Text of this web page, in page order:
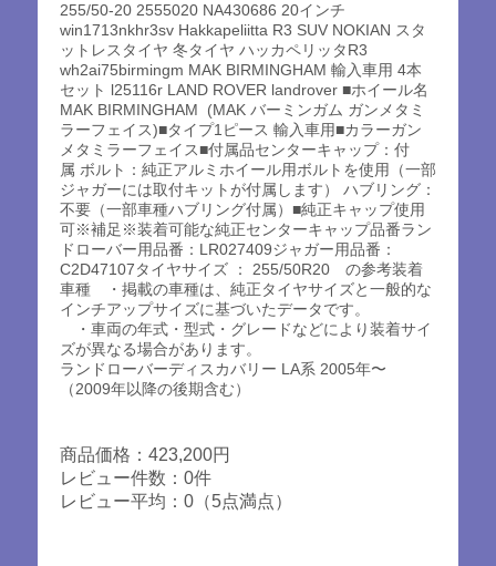
255/50-20 2555020 NA430686 20インチ
win1713nkhr3sv Hakkapeliitta R3 SUV NOKIAN スタ
ットレスタイヤ 冬タイヤ ハッカペリッタR3
wh2ai75birmingm MAK BIRMINGHAM 輸入車用 4本
セット l25116r LAND ROVER landrover ■ホイール名
MAK BIRMINGHAM (MAK バーミンガム ガンメタミ
ラーフェイス)■タイプ1ピース 輸入車用■カラーガン
メタミラーフェイス■付属品センターキャップ：付
属 ボルト：純正アルミホイール用ボルトを使用（一部
ジャガーには取付キットが付属します） ハブリング：
不要（一部車種ハブリング付属）■純正キャップ使用
可※補足※装着可能な純正センターキャップ品番ラン
ドローバー用品番：LR027409ジャガー用品番：
C2D47107タイヤサイズ ： 255/50R20 の参考装着
車種 ・掲載の車種は、純正タイヤサイズと一般的な
インチアップサイズに基づいたデータです。
・車両の年式・型式・グレードなどにより装着サイ
ズが異なる場合があります。
ランドローバーディスカバリー LA系 2005年〜
（2009年以降の後期含む）
商品価格：423,200円
レビュー件数：0件
レビュー平均：0（5点満点）